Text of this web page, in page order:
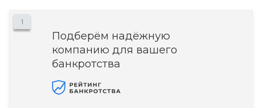
1
Подберём надёжную
компанию для вашего
банкротства